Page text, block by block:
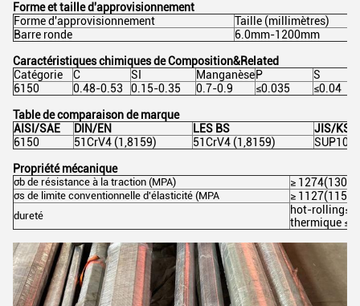
Forme et taille d'approvisionnement
Forme d'approvisionnement
Taille (millimètres)
Barre ronde
6.0mm-1200mm
Caractéristiques chimiques de Composition&Related
Catégorie
C SI ManganèseP
S
6150
0.48-0.53 0.15-0.35 0.7-0.9 ≤0.035 ≤0.04
Table de comparaison de marque
AISI/SAE
DIN/EN LES BS
JIS/KS
6150
51CrV4 (1,8159) 51CrV4 (1,8159) SUP10
Propriété mécanique
σb de résistance à la traction (MPA) ≥ 1274(130)
σs de limite conventionnelle d'élasticité (MPA ≥ 1127(115)
dureté
hot-
thermique